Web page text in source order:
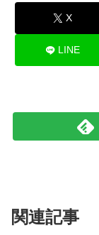
X
LINE
関連記事